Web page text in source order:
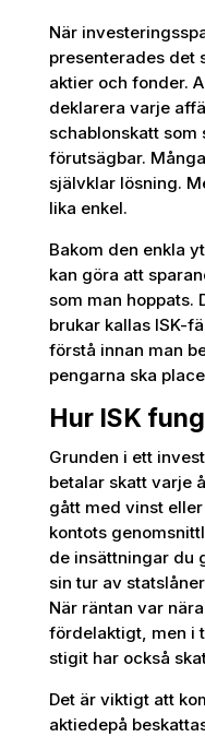
När
presenterades det
aktier och fonder.
deklarera varje
schablonskatt som
förutsägbar.
självklar lösning.
lika enkel.
Bakom den enkla
kan göra att
som man hoppats.
brukar kallas ISK-
förstå innan man
pengarna ska
Hur ISK
Grunden i ett
betalar skatt varje
gått med vinst
kontots
de insättningar du
sin tur av
När räntan var
fördelaktigt, men i
stigit har också
Det är viktigt att
aktiedepå